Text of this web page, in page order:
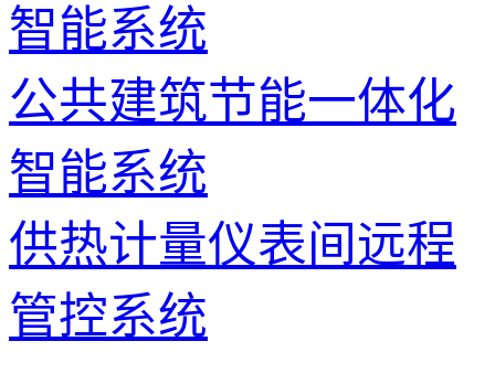
智能系统
公共建筑节能一体化
智能系统
供热计量仪表间远程
管控系统